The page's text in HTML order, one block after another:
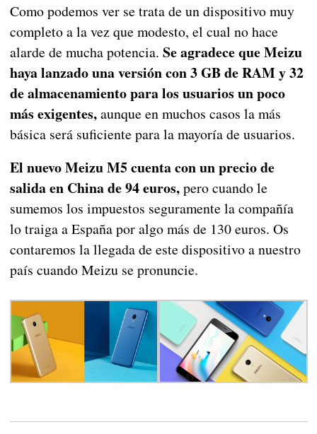
Como podemos ver se trata de un dispositivo muy
completo a la vez que modesto, el cual no hace
alarde de mucha potencia. Se agradece que Meizu
haya lanzado una versión con 3 GB de RAM y 32
de almacenamiento para los usuarios un poco
más exigentes,aunque en muchos casos la más
básica será suficiente para la mayoría de usuarios.
El nuevo Meizu M5 cuenta con un precio de
salida en China de 94 euros,pero cuando le
sumemos los impuestos seguramente la compañía
lo traiga a España por algo más de 130 euros. Os
contaremos la llegada de este dispositivo a nuestro
país cuando Meizu se pronuncie.